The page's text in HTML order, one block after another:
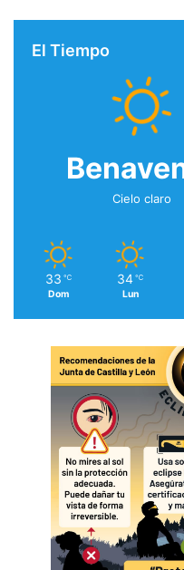
El Tiempo
Cielo claro
33 ℃
Dom
34 ℃
Lun